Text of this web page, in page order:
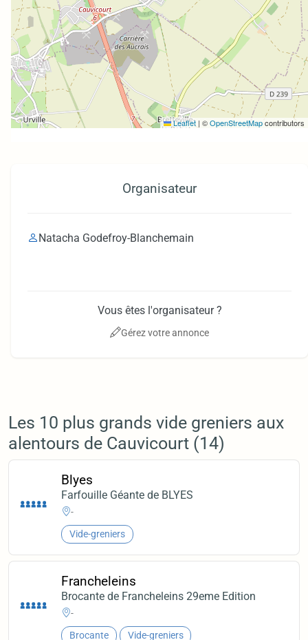
Leaflet | ©OpenStreetMapcontributors
Organisateur
Natacha Godefroy-Blanchemain
Vous êtes l'organisateur ?
Gérez votre annonce
Les 10 plus grands vide greniers aux
alentours de Cauvicourt (14)
Blyes
Farfouille Géante de BLYES
-
Vide-greniers
Francheleins
Brocante de Francheleins 29eme Edition
-
Brocante Vide-greniers